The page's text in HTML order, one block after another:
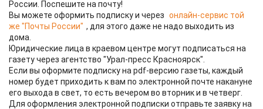
России. Поспешите на почту!
Вы можете оформить подписку и через онлайн-сервис той
же "Почты России" , для этого даже не надо выходить из
дома.
Юридические лица в краевом центре могут подписаться на
газету через агентство "Урал-пресс Красноярск".
Если вы оформите подписку на pdf-версию газеты, каждый
номер будет приходить к вам по электронной почте накануне
его выхода в свет, то есть вечером во вторник и в четверг.
Для оформления электронной подписки отправьте заявку на